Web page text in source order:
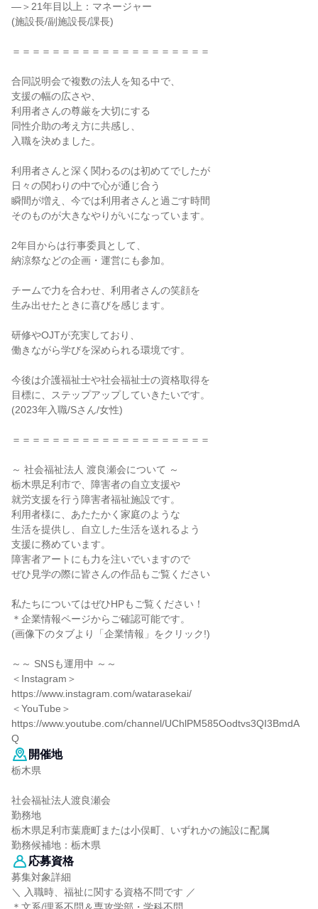
―＞21年目以上：マネージャー
(施設長/副施設長/課長)
＝＝＝＝＝＝＝＝＝＝＝＝＝＝＝＝＝＝＝＝
合同説明会で複数の法人を知る中で、
支援の幅の広さや、
利用者さんの尊厳を大切にする
同性介助の考え方に共感し、
入職を決めました。
利用者さんと深く関わるのは初めてでしたが
日々の関わりの中で心が通じ合う
瞬間が増え、今では利用者さんと過ごす時間
そのものが大きなやりがいになっています。
2年目からは行事委員として、
納涼祭などの企画・運営にも参加。
チームで力を合わせ、利用者さんの笑顔を
生み出せたときに喜びを感じます。
研修やOJTが充実しており、
働きながら学びを深められる環境です。
今後は介護福祉士や社会福祉士の資格取得を
目標に、ステップアップしていきたいです。
(2023年入職/Sさん/女性)
＝＝＝＝＝＝＝＝＝＝＝＝＝＝＝＝＝＝＝＝
～ 社会福祉法人 渡良瀬会について ～
栃木県足利市で、障害者の自立支援や
就労支援を行う障害者福祉施設です。
利用者様に、あたたかく家庭のような
生活を提供し、自立した生活を送れるよう
支援に務めています。
障害者アートにも力を注いでいますので
ぜひ見学の際に皆さんの作品もご覧ください
私たちについてはぜひHPもご覧ください！
＊企業情報ページからご確認可能です。
(画像下のタブより「企業情報」をクリック!)
～～ SNSも運用中 ～～
＜Instagram＞
https://www.instagram.com/watarasekai/
＜YouTube＞
https://www.youtube.com/channel/UChlPM585Oodtvs3QI3BmdA
Q
開催地
栃木県
社会福祉法人渡良瀬会
勤務地
栃木県足利市葉鹿町または小俣町、いずれかの施設に配属
勤務候補地：栃木県
応募資格
募集対象詳細
＼ 入職時、福祉に関する資格不問です ／